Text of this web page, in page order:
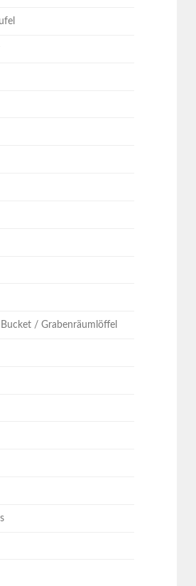
/ Grabenräumlöffel